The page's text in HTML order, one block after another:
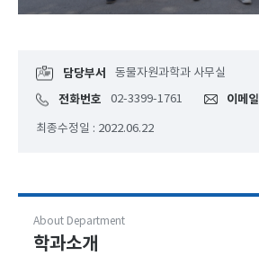
담당부서 동물자원과학과 사무실
전화번호 02-3399-1761 이메일
최종수정일 : 2022.06.22
About Department
학과소개